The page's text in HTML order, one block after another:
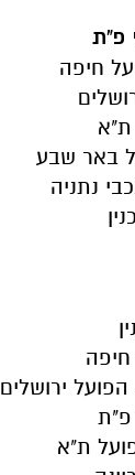
פ"ת
חיפה
ת"א
באר שבע
נתניה
חיפה
ירושלים
פ"ת
ת"א